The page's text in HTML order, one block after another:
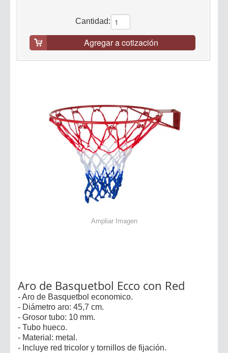
Cantidad:
Agregar a cotización
Ampliar Imagen
Aro de Basquetbol Ecco con Red
- Aro de Basquetbol economico.
- Diámetro aro: 45,7 cm.
- Grosor tubo: 10 mm.
- Tubo hueco.
- Material: metal.
- Incluye red tricolor y tornillos de fijación.